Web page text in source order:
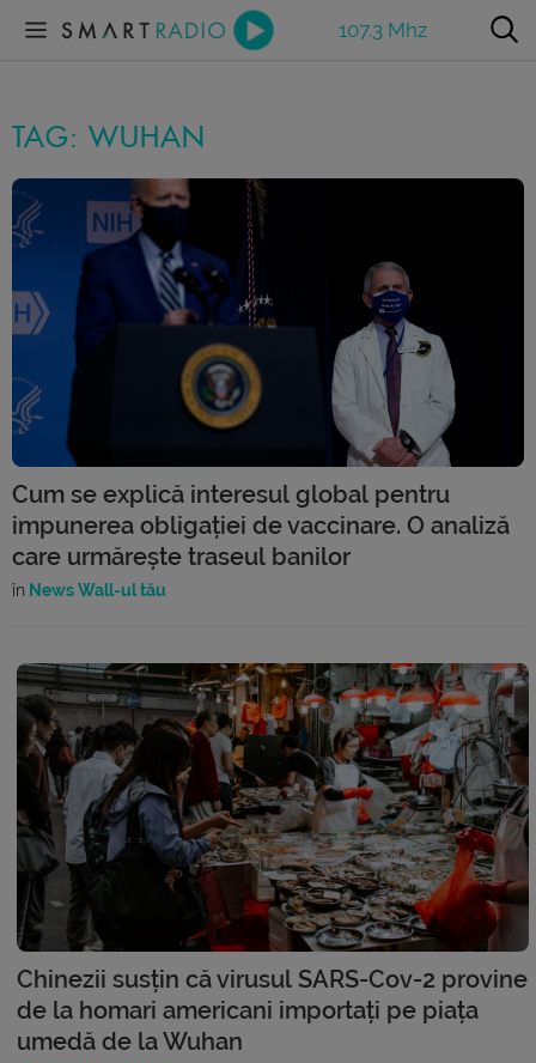
107.3 Mhz
TAG: WUHAN
Cum se explică interesul global pentru
impunerea obligației de vaccinare. O analiză
care urmărește traseul banilor
în News Wall-ul tău
Chinezii susțin că virusul SARS-Cov-2 provine
de la homari americani importați pe piața
umedă de la Wuhan